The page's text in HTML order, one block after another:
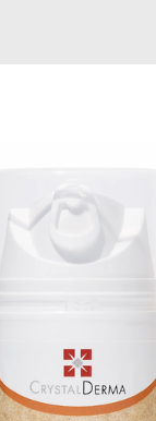
TABELA VELIKOST